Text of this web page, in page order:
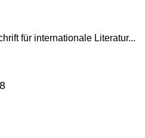
für internationale Literatur...